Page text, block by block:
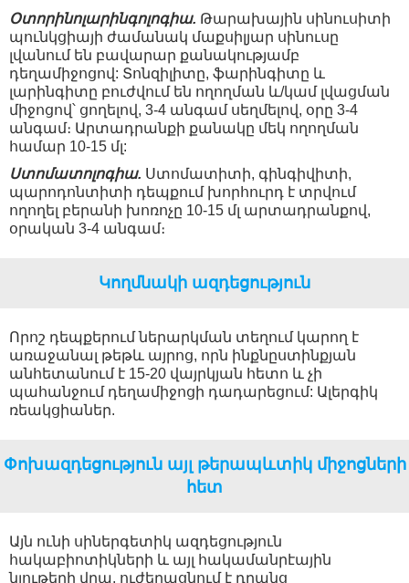
Օտորինոլարինգոլոգիա. Թարախային սինուսիտի
պունկցիայի ժամանակ մաքսիլյար սինուսը
լվանում են բավարար քանակությամբ
դեղամիջոցով: Տոնզիլիտը, ֆարինգիտը և
լարինգիտը բուժվում են ողողման և/կամ լվացման
միջոցով՝ ցողելով, 3-4 անգամ սեղմելով, օրը 3-4
անգամ։ Արտադրանքի քանակը մեկ ողողման
համար 10-15 մլ:
Ստոմատոլոգիա. Ստոմատիտի, գինգիվիտի,
պարոդոնտիտի դեպքում խորհուրդ է տրվում
ողողել բերանի խոռոչը 10-15 մլ արտադրանքով,
օրական 3-4 անգամ։
Կողմնակի ազդեցություն
Որոշ դեպքերում ներարկման տեղում կարող է
առաջանալ թեթև այրոց, որն ինքնըստինքյան
անհետանում է 15-20 վայրկյան հետո և չի
պահանջում դեղամիջոցի դադարեցում: Ալերգիկ
ռեակցիաներ.
Փոխազդեցություն այլ թերապևտիկ միջոցների
հետ
Այն ունի սիներգետիկ ազդեցություն
հակաբիոտիկների և այլ հակամանրէային
նյութերի վրա, ուժեղացնում է դրանց